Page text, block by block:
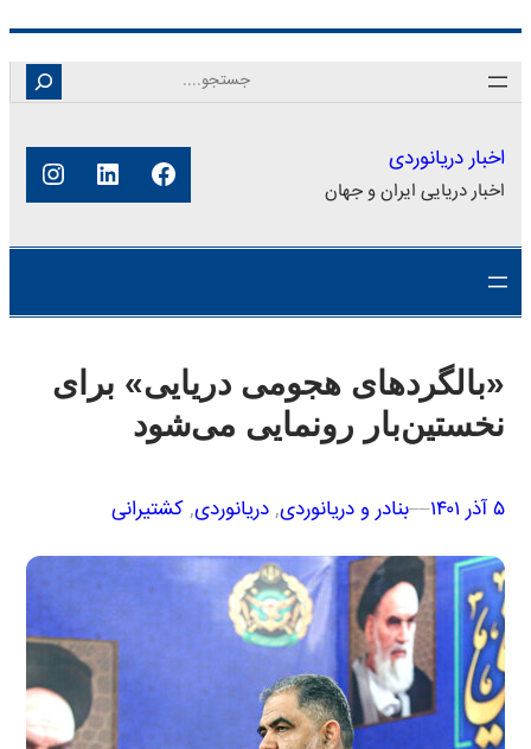
محتوا
Search
اخبار دریانوردی
اخبار دریایی ایران و جهان فیس‌بوکلینکداین
«بالگردهای هجومی دریایی» برای
نخستین‌بار رونمایی می‌شود
۵ آذر ۱۴۰۱ –
–بنادر و دریانوردی, دریانوردی, کشتیرانی